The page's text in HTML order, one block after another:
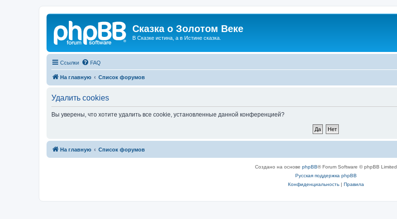
Сказка о Золотом Веке
В Сказке истина, а в Истине сказка.
Ссылки FAQ
На главную Список форумов
Удалить cookies
Вы уверены, что хотите удалить все cookie, установленные данной конференцией?
На главную Список форумов
Создано на основе phpBB® Forum Software © phpBB Limited
Русская поддержка phpBB
Конфиденциальность| Правила